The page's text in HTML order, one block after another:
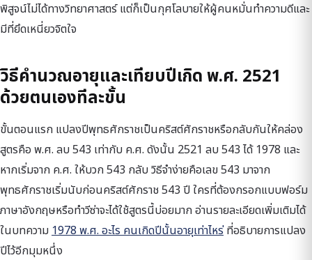
พิสูจน์ไม่ได้ทางวิทยาศาสตร์ แต่ก็เป็นกุศโลบายให้ผู้คนหมั่นทำความดีและ
มีที่ยึดเหนี่ยวจิตใจ
วิธีคำนวณอายุและเทียบปีเกิด พ.ศ. 2521
ด้วยตนเองทีละขั้น
ขั้นตอนแรก แปลงปีพุทธศักราชเป็นคริสต์ศักราชหรือกลับกันให้คล่อง
สูตรคือ พ.ศ. ลบ 543 เท่ากับ ค.ศ. ดังนั้น 2521 ลบ 543 ได้ 1978 และ
หากเริ่มจาก ค.ศ. ให้บวก 543 กลับ วิธีจำง่ายคือเลข 543 มาจาก
พุทธศักราชเริ่มนับก่อนคริสต์ศักราช 543 ปี ใครที่ต้องกรอกแบบฟอร์ม
ภาษาอังกฤษหรือทำวีซ่าจะได้ใช้สูตรนี้บ่อยมาก อ่านรายละเอียดเพิ่มเติมได้
ในบทความ1978 พ.ศ. อะไร คนเกิดปีนั้นอายุเท่าไหร่ที่อธิบายการแปลง
ปีไว้อีกมุมหนึ่ง